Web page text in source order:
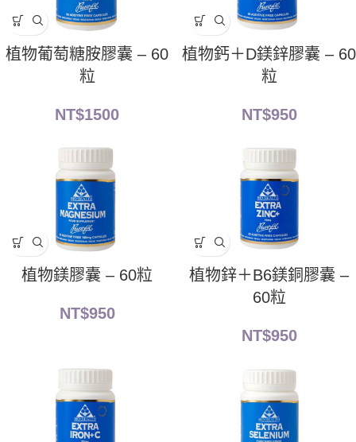
植物葡萄糖胺膠囊 – 60
粒
NT$1500
植物鈣＋D鎂鋅膠囊 – 60
粒
NT$950
植物鎂膠囊 – 60粒
NT$950
植物鋅＋B6鎂銅膠囊 –
60粒
NT$950